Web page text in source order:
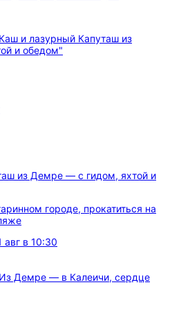
из Демре — с гидом, яхтой и
городе, прокатиться на
авг в 10:30